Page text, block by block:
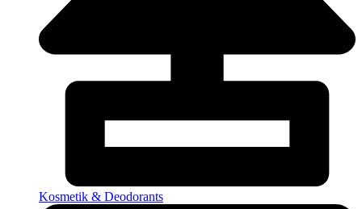
Kosmetik & Deodorants